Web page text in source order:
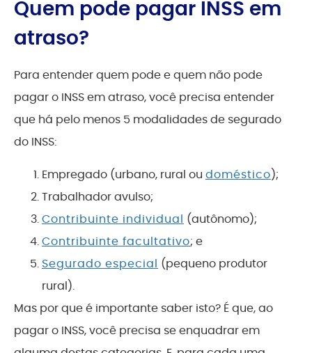
Quem pode pagar INSS em
atraso?
Para entender quem pode e quem não pode
pagar o INSS em atraso, você precisa entender
que há pelo menos 5 modalidades de segurado
do INSS:
Empregado (urbano, rural ou doméstico);
Trabalhador avulso;
Contribuinte individual (autônomo);
Contribuinte facultativo; e
Segurado especial (pequeno produtor
rural).
Mas por que é importante saber isto? É que, ao
pagar o INSS, você precisa se enquadrar em